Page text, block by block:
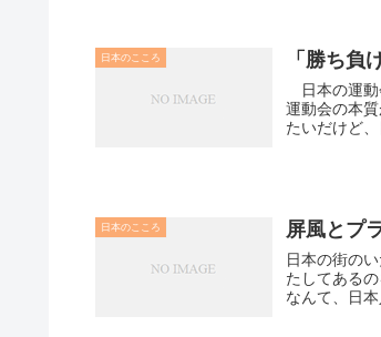
日本のこころ 「勝ち
日本の運動
運動会の本
たいだけど
日本のこころ 屏風とプ
日本の街の
たしてある